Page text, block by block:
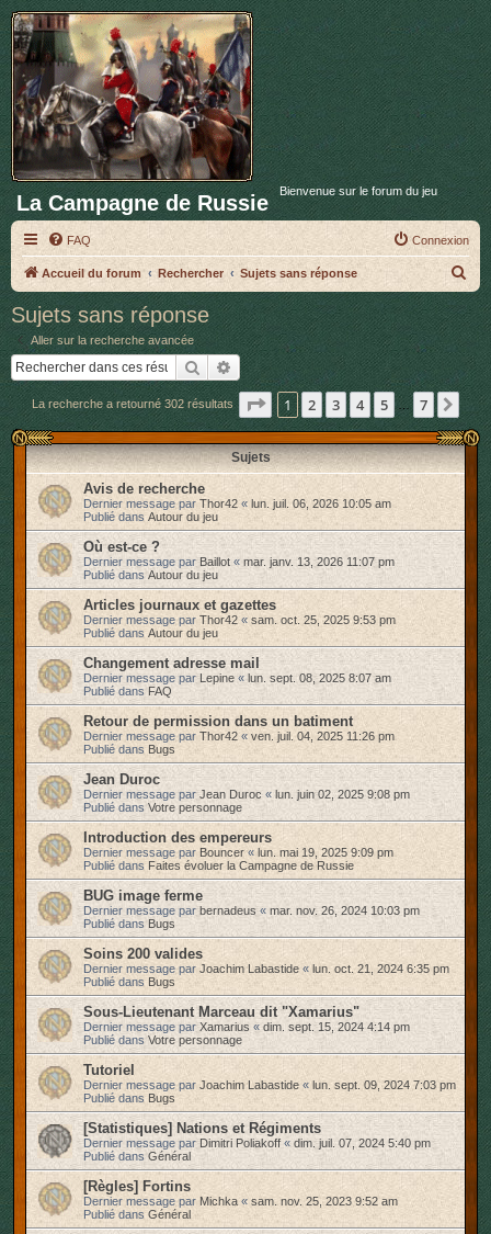
La Campagne de Russie Bienvenue sur le forum du jeu
FAQ Connexion
Accueil du forum Rechercher Sujets sans réponse
e
c
c
Sujets sans réponse
Aller sur la recherche avancée
RechercherRecherche avancée
La recherche a retourné 302 résultats Page 1sur7
1 2 3 4 5 7
Sujets
Avis de recherche
Dernier message par Thor42 « lun. juil. 06, 2026 10:05 am
Publié dans Autour du jeu
Où est-ce ?
Dernier message parBaillot « mar. janv. 13, 2026 11:07 pm
Publié dans Autour du jeu
Articles journaux et gazettes
Dernier message par Thor42 « sam. oct. 25, 2025 9:53 pm
Publié dans Autour du jeu
Changement adresse mail
Dernier message parLepine « lun. sept. 08, 2025 8:07 am
Publié dans FAQ
Retour de permission dans un batiment
Dernier message par Thor42 « ven. juil. 04, 2025 11:26 pm
Publié dans Bugs
Jean Duroc
Dernier message parJean Duroc « lun. juin 02, 2025 9:08 pm
Publié dans Votre personnage
Introduction des empereurs
Dernier message par Bouncer« lun. mai 19, 2025 9:09 pm
Publié dans Faites évoluer la Campagne de Russie
BUG image ferme
Dernier message parbernadeus« mar. nov. 26, 2024 10:03 pm
Publié dans Bugs
Soins 200 valides
Dernier message par Joachim Labastide « lun. oct. 21, 2024 6:35 pm
Publié dans Bugs
Sous-Lieutenant Marceau dit "Xamarius"
Dernier message parXamarius « dim. sept. 15, 2024 4:14 pm
Publié dans Votre personnage
Tutoriel
Dernier message par Joachim Labastide « lun. sept. 09, 2024 7:03 pm
Publié dans Bugs
[Statistiques] Nations et Régiments
Dernier message parDimitri Poliakoff « dim. juil. 07, 2024 5:40 pm
Publié dans Général
[Règles] Fortins
Dernier message par Michka « sam. nov. 25, 2023 9:52 am
Publié dans Général